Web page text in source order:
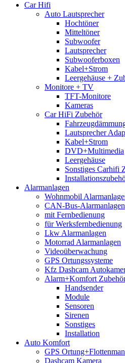
Car Hifi
Auto Lautsprecher
Hochtöner
Mitteltöner
Subwoofer
Lautsprecher
Subwooferboxen
Kabel+Strom
Leergehäuse +
Monitore + TV
TFT-Monitore
Kameras
Car HiFi Zubehör
Lautsprecher
Kabel+Strom
DVD+Multimedia
Leergehäuse
Sonstiges Carhifi
Alarmanlagen
Wohnmobil
CAN-Bus-Alarmanlagen
mit Fernbedienung
für Werksfernbedienung
Lkw Alarmanlagen
Motorrad Alarmanlagen
Videoüberwachung
GPS Ortungssysteme
Kfz Dashcam
Alarm+Komfort
Handsender
Module
Sensoren
Sirenen
Sonstiges
Installation
Auto Komfort
GPS
Dashcam Kamera